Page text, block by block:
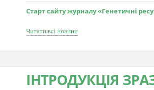
Старт сайту журналу «Генетичні
Читати всі новини
ІНТРОДУКЦІЯ